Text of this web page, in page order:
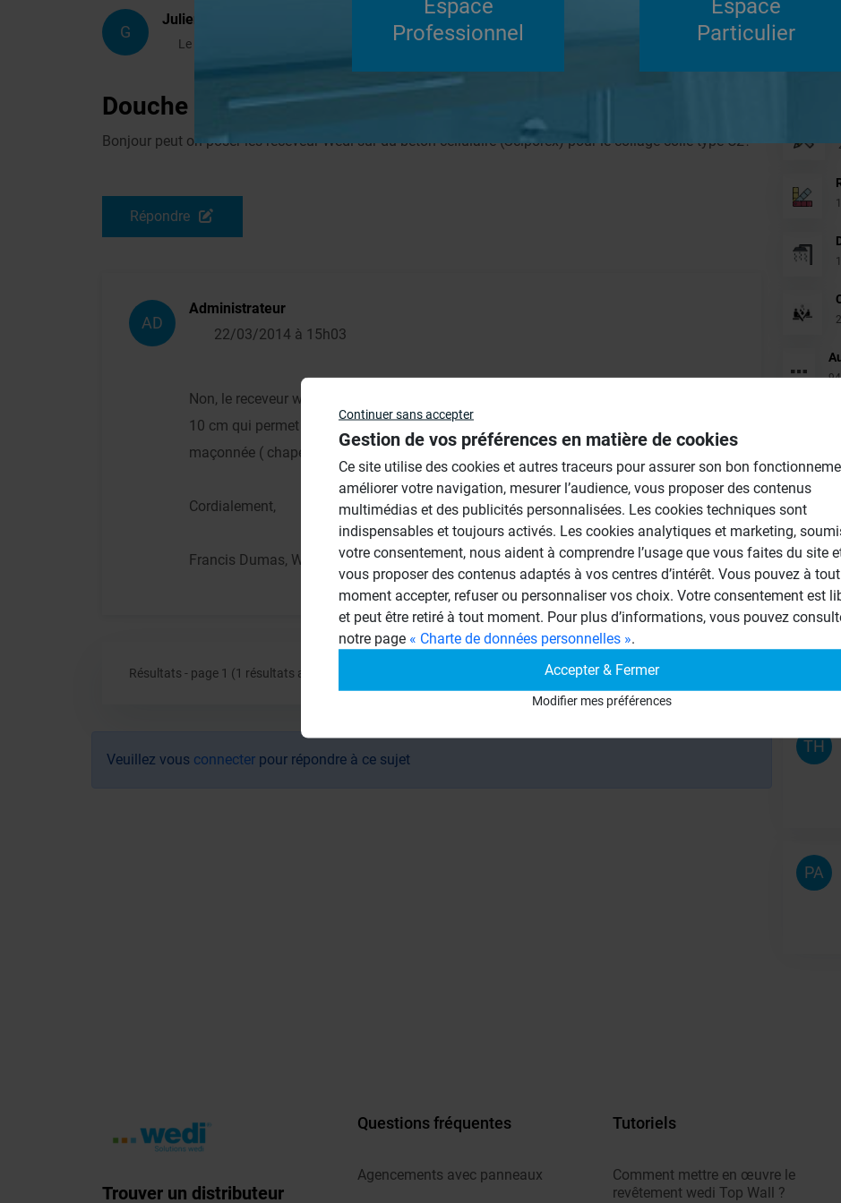
G
Julien
Le 14/03/2014 à 21h03
Répondre
Douche italienne rehausser
Bonjour peut on poser les receveur Wedi sur du béton cellulaire (Sciporex) pour le collage colle type C2?
Répondre
AD
Administrateur
22/03/2014 à 15h03
Non, le receveur wedi doit être posé soit sur sa rehausse easy set ( hauteur
10 cm qui permet d'incorporer le corps du siphon), soit sur une rehausse
maçonnée ( chape de ciment, béton, ou béton allégé )
Cordialement,
Francis Dumas, Wedi France
Résultats - page 1 (1 résultats au total)
Veuillez vous connecter pour répondre à ce sujet
CI
NI
TH
PA
Trouver un distributeur
Questions fréquentes
Agencements avec panneaux
Tutoriels
Comment mettre en œuvre le
revêtement wedi Top Wall ?
Continuer sans accepter
Gestion de vos préférences en matière de cookies
Ce site utilise des cookies et autres traceurs pour assurer son bon
améliorer votre navigation, mesurer l’audience, vous proposer des contenus
multimédias et des publicités personnalisées. Les cookies techniques sont
indispensables et toujours activés. Les cookies analytiques et marketing,
votre consentement, nous aident à comprendre l’usage que vous faites du site
vous proposer des contenus adaptés à vos centres d’intérêt. Vous pouvez à tout
moment accepter, refuser ou personnaliser vos choix. Votre consentement est
et peut être retiré à tout moment. Pour plus d’informations, vous pouvez
notre page « Charte de données personnelles ».
Accepter & Fermer
Modifier mes préférences
Espace
Professionnel
Espace
Particulier